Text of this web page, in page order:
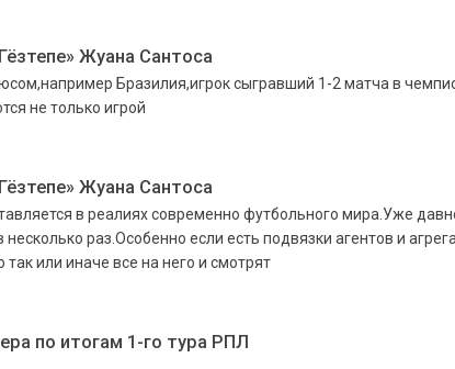
Жуана Сантоса
Бразилия,игрок сыгравший 1-2 матча в
не только игрой
Жуана Сантоса
в реалиях современно футбольного мира.Уже
раз.Особенно если есть подвязки агентов и
или иначе все на него и смотрят
по итогам 1-го тура РПЛ